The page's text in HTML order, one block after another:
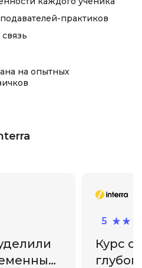
практиков
на опытных
Курс
5